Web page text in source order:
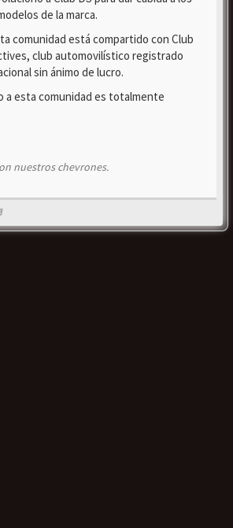
de la marca.
comunidad está compartido con Club
club automovilístico registrado
sin ánimo de lucro.
a esta comunidad es totalmente
nuestros chevrones.